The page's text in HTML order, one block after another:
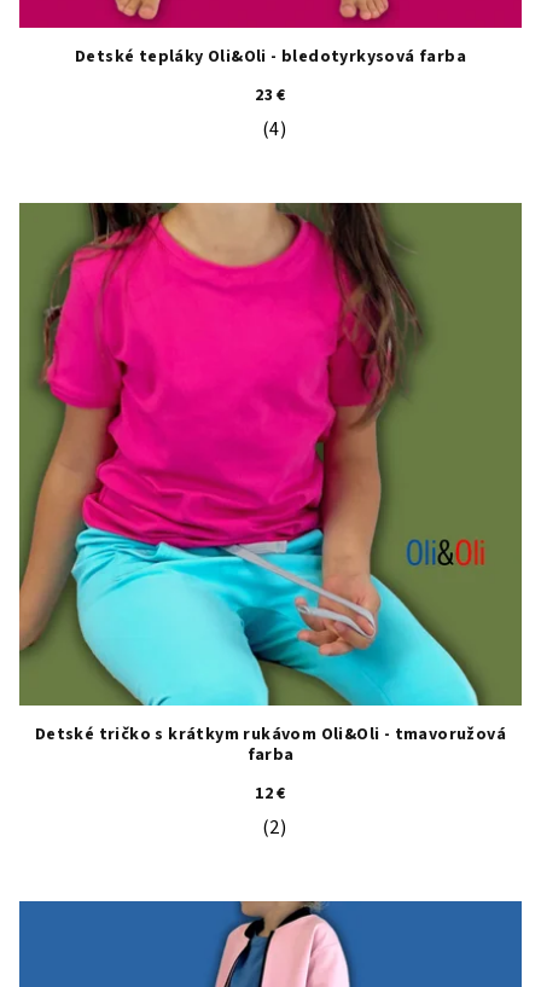
Detské tepláky Oli&Oli - bledotyrkysová farba
23 €
Priemerné hodnotenie produktu
(4)
Detské tričko s krátkym rukávom Oli&Oli - tmavoružová
farba
12 €
Priemerné hodnotenie produktu
(2)